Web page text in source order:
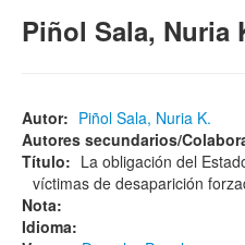
Piñol Sala, Nuria
Autor: Piñol Sala, Nuria K.
Autores secundarios/
Título: La obligación del
víctimas de desaparición
Nota:
Idioma: